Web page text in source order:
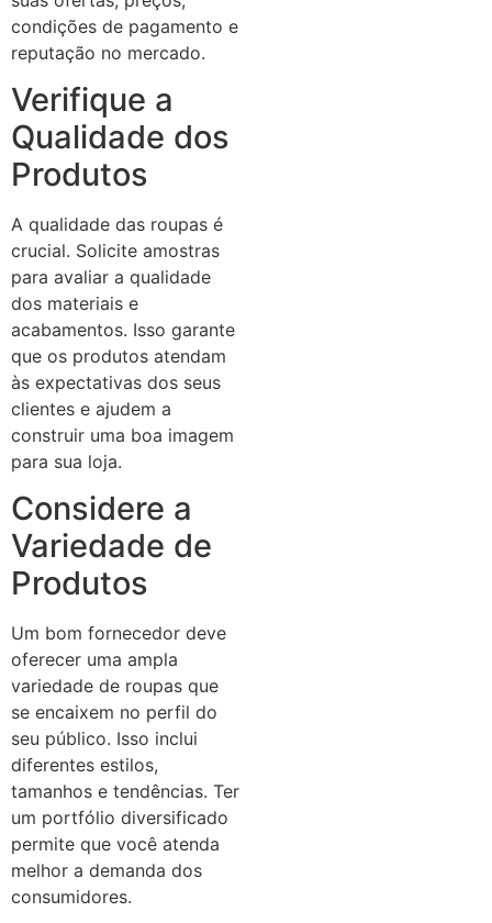
condições de pagamento e
reputação no mercado.
Verifique a
Qualidade dos
Produtos
A qualidade das roupas é
crucial. Solicite amostras
para avaliar a qualidade
dos materiais e
acabamentos. Isso garante
que os produtos atendam
às expectativas dos seus
clientes e ajudem a
construir uma boa imagem
para sua loja.
Considere a
Variedade de
Produtos
Um bom fornecedor deve
oferecer uma ampla
variedade de roupas que
se encaixem no perfil do
seu público. Isso inclui
diferentes estilos,
tamanhos e tendências. Ter
um portfólio diversificado
permite que você atenda
melhor a demanda dos
consumidores.